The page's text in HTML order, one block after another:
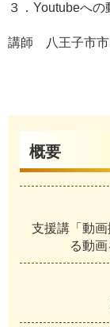
３．Youtubeへ
講師 八王子市市
概要
支援講「動
る動